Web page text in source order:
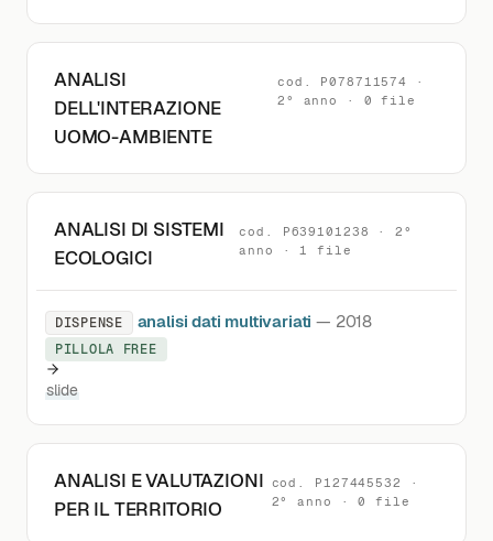
ANALISI
DELL'INTERAZIONE
UOMO-AMBIENTE
cod. P078711574 ·
2° anno · 0 file
ANALISI DI SISTEMI
ECOLOGICI
cod. P639101238 · 2°
anno · 1 file
DISPENSE analisi dati multivariati — 2018
PILLOLA FREE
slide
ANALISI E VALUTAZIONI
PER IL TERRITORIO
cod. P127445532 ·
2° anno · 0 file